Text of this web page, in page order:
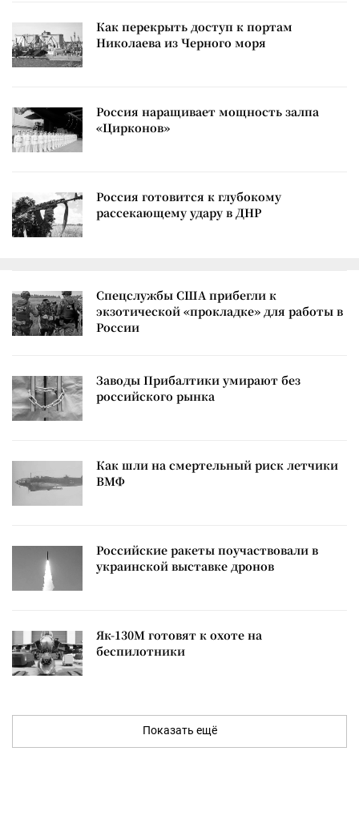
Как перекрыть доступ к портам
Николаева из Черного моря
Россия наращивает мощность залпа
«Цирконов»
Россия готовится к глубокому
рассекающему удару в ДНР
Спецслужбы США прибегли к
экзотической «прокладке» для работы в
России
Заводы Прибалтики умирают без
российского рынка
Как шли на смертельный риск летчики
ВМФ
Российские ракеты поучаствовали в
украинской выставке дронов
Як-130М готовят к охоте на
беспилотники
Показать ещё